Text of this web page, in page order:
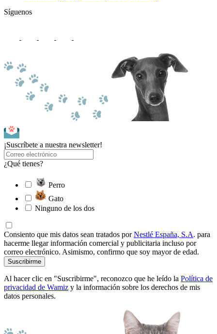
Síguenos
¡Suscríbete a nuestra newsletter!
¿Qué tienes?
Perro
Gato
Ninguno de los dos
Consiento que mis datos sean tratados porNestlé España, S.A. para
hacerme llegar información comercial y publicitaria incluso por
correo electrónico. Asimismo, confirmo que soy mayor de edad.
Suscribirme
Al hacer clic en "Suscribirme", reconozco que he leído la Política de
privacidad de Wamiz y la información sobre los derechos de mis
datos personales.